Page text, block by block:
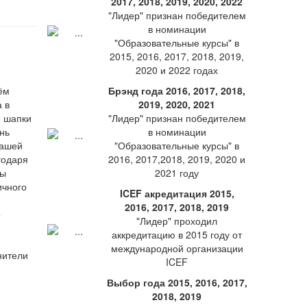
в
шапки
"Лидер" признан победителем
в номинации
"Образовательные курсы" в
2015, 2016, 2017, 2018, 2019,
2020 и 2022 годах
Брэнд года 2016, 2017, 2018,
2019, 2020, 2021
"Лидер" признан победителем
в номинации
"Образовательные курсы" в
2016, 2017,2018, 2019, 2020 и
2021 году
ICEF акредитация 2015,
2016, 2017, 2018, 2019
"Лидер" проходил
аккредитацию в 2015 году от
международной организации
ICEF
Выбор года 2015, 2016, 2017,
2018, 2019